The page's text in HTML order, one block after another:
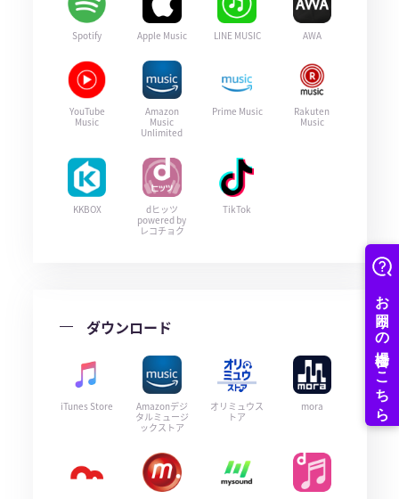
Spotify Apple Music LINE MUSIC AWA
YouTube
Music
Amazon
Music
Unlimited
Prime Music
Rakuten
Music
KKBOX
dヒッツ
powered by
レコチョク
TikTok
ダウンロード
iTunes Store
Amazonデジ
タルミュージ
ックストア
オリミュウス
トア
mora